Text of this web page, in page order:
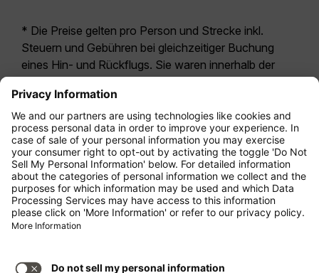
* Die Preise gelten pro Person und Strecke inkl.
Steuern und Gebühren bei gleichzeitiger Buchung
eines Hin- und Rückflugs. Sie waren innerhalb der
letzten 24 Stunden verfügbar und sind
möglicherweise nicht mehr aktuell. Bei den für die
Economy Class angegebenen Tarifen handelt es
sich i.d.R. um Economy Zero, unsere restriktivste
Tarifoption. Es können hierfür zusätzliche Gebühren
fürAufgabegepäckoder für andere optionale
Leistungen anfallen. Es gelten dieAllgemeinen
Geschäftsbedingungen .